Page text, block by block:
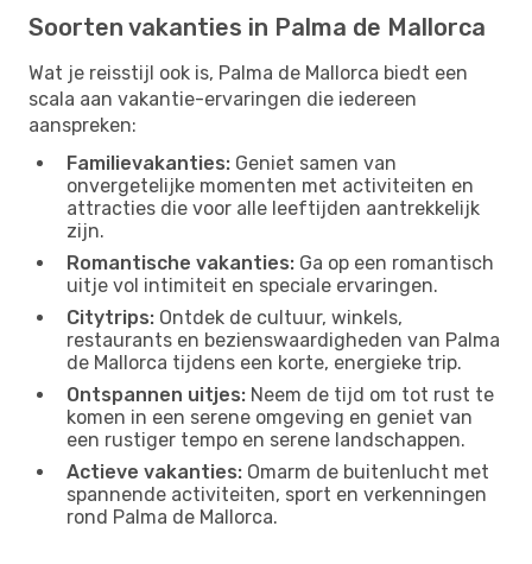
Soorten vakanties in Palma de Mallorca
Wat je reisstijl ook is, Palma de Mallorca biedt een
scala aan vakantie-ervaringen die iedereen
aanspreken:
Familievakanties: Geniet samen van
onvergetelijke momenten met activiteiten en
attracties die voor alle leeftijden aantrekkelijk
zijn.
Romantische vakanties: Ga op een romantisch
uitje vol intimiteit en speciale ervaringen.
Citytrips: Ontdek de cultuur, winkels,
restaurants en bezienswaardigheden van Palma
de Mallorca tijdens een korte, energieke trip.
Ontspannen uitjes: Neem de tijd om tot rust te
komen in een serene omgeving en geniet van
een rustiger tempo en serene landschappen.
Actieve vakanties: Omarm de buitenlucht met
spannende activiteiten, sport en verkenningen
rond Palma de Mallorca.